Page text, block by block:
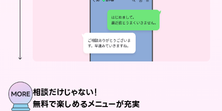
相談だけじゃない！
無料で楽しめるメニューが充実